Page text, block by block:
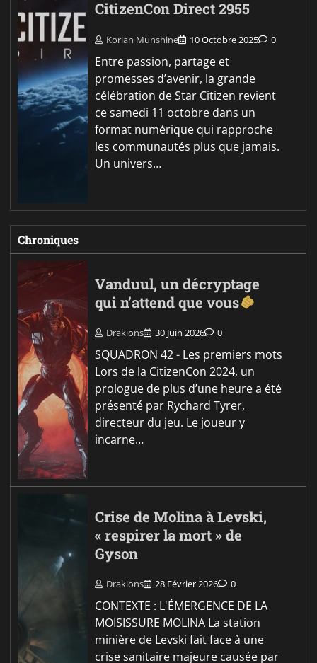
CitizenCon Direct 2955
Korian Munshine 10 Octobre 2025 0
Entre passion, partage et
promesses d’avenir, la grande
célébration de Star Citizen revient
ce samedi 11 octobre dans un
format numérique qui rapproche
les communautés plus que jamais.
Un univers…
Chroniques
Vanduul, un décryptage
qui n’attend que vous
Drakions 30 Juin 2026 0
SQUADRON 42 - Les premiers mots
Lors de la CitizenCon 2024, un
prologue de plus d’une heure a été
présenté par Rychard Tyrer,
directeur du jeu. Le joueur y
incarne…
Crise de Molina à Levski,
« respirer la mort » de
Gyson
Drakions 28 Février 2026 0
CONTEXTE : L'ÉMERGENCE DE LA
MOISISSURE MOLINA La station
minière de Levski fait face à une
crise sanitaire majeure causée par